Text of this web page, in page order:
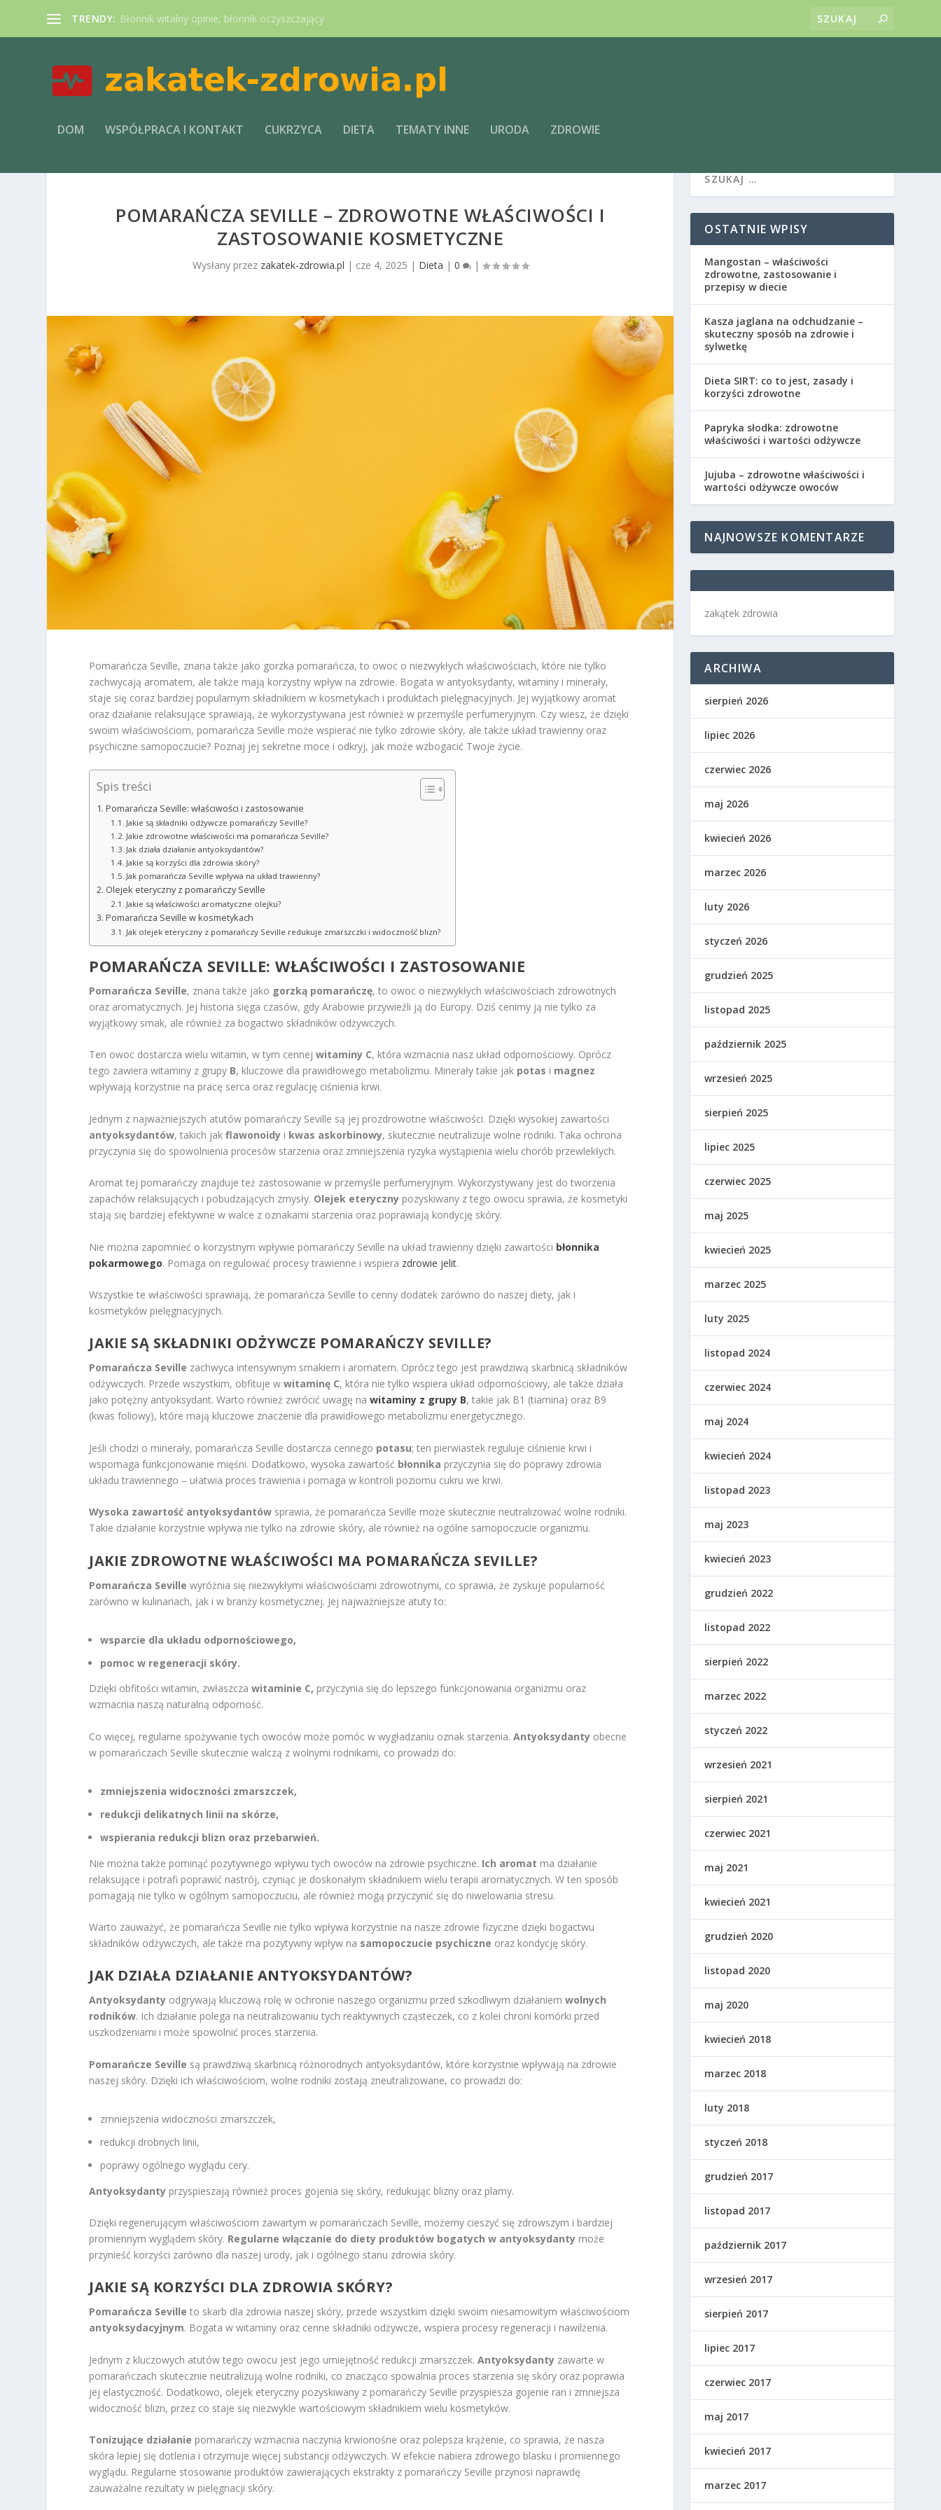
TRENDY: Błonnik witalny opinie, błonnik oczyszczający
DOM WSPÓŁPRACA I KONTAKT CUKRZYCA DIETA TEMATY INNE URODA ZDROWIE
POMARAŃCZA SEVILLE – ZDROWOTNE WŁAŚCIWOŚCI I
ZASTOSOWANIE KOSMETYCZNE
Wysłany przez zakatek-zdrowia.pl | cze 4, 2025 | Dieta | 0 |
Pomarańcza Seville, znana także jako gorzka pomarańcza, to owoc o niezwykłych właściwościach, które nie tylko
zachwycają aromatem, ale także mają korzystny wpływ na zdrowie. Bogata w antyoksydanty, witaminy i minerały,
staje się coraz bardziej popularnym składnikiem w kosmetykach i produktach pielęgnacyjnych. Jej wyjątkowy aromat
oraz działanie relaksujące sprawiają, że wykorzystywana jest również w przemyśle perfumeryjnym. Czy wiesz, że dzięki
swoim właściwościom, pomarańcza Seville może wspierać nie tylko zdrowie skóry, ale także układ trawienny oraz
psychiczne samopoczucie? Poznaj jej sekretne moce i odkryj, jak może wzbogacić Twoje życie.
Spis treści
Pomarańcza Seville: właściwości i zastosowanie
Jakie są składniki odżywcze pomarańczy Seville?
Jakie zdrowotne właściwości ma pomarańcza Seville?
Jak działa działanie antyoksydantów?
Jakie są korzyści dla zdrowia skóry?
Jak pomarańcza Seville wpływa na układ trawienny?
Olejek eteryczny z pomarańczy Seville
Jakie są właściwości aromatyczne olejku?
Pomarańcza Seville w kosmetykach
Jak olejek eteryczny z pomarańczy Seville redukuje zmarszczki i widoczność blizn?
POMARAŃCZA SEVILLE: WŁAŚCIWOŚCI I ZASTOSOWANIE
Pomarańcza Seville, znana także jako gorzką pomarańczę, to owoc o niezwykłych właściwościach zdrowotnych
oraz aromatycznych. Jej historia sięga czasów, gdy Arabowie przywieźli ją do Europy. Dziś cenimy ją nie tylko za
wyjątkowy smak, ale również za bogactwo składników odżywczych.
Ten owoc dostarcza wielu witamin, w tym cennejwitaminy C, która wzmacnia nasz układ odpornościowy. Oprócz
tego zawiera witaminy z grupy B, kluczowe dla prawidłowego metabolizmu. Minerały takie jak potas i magnez
wpływają korzystnie na pracę serca oraz regulację ciśnienia krwi.
Jednym z najważniejszych atutów pomarańczy Seville są jej prozdrowotne właściwości. Dzięki wysokiej zawartości
antyoksydantów, takich jakflawonoidy i kwas askorbinowy, skutecznie neutralizuje wolne rodniki. Taka ochrona
przyczynia się do spowolnienia procesów starzenia oraz zmniejszenia ryzyka wystąpienia wielu chorób przewlekłych.
Aromat tej pomarańczy znajduje też zastosowanie w przemyśle perfumeryjnym. Wykorzystywany jest do tworzenia
zapachów relaksujących i pobudzających zmysły. Olejek eteryczny pozyskiwany z tego owocu sprawia, że kosmetyki
stają się bardziej efektywne w walce z oznakami starzenia oraz poprawiają kondycję skóry.
Nie można zapomnieć o korzystnym wpływie pomarańczy Seville na układ trawienny dzięki zawartości błonnika
pokarmowego. Pomaga on regulować procesy trawienne i wspiera zdrowie jelit.
Wszystkie te właściwości sprawiają, że pomarańcza Seville to cenny dodatek zarówno do naszej diety, jak i
kosmetyków pielęgnacyjnych.
JAKIE SĄ SKŁADNIKI ODŻYWCZE POMARAŃCZY SEVILLE?
Pomarańcza Seville zachwyca intensywnym smakiem i aromatem. Oprócz tego jest prawdziwą skarbnicą składników
odżywczych. Przede wszystkim, obfituje wwitaminę C, która nie tylko wspiera układ odpornościowy, ale także działa
jako potężny antyoksydant. Warto również zwrócić uwagę nawitaminy z grupy B, takie jak B1 (tiamina) oraz B9
(kwas foliowy), które mają kluczowe znaczenie dla prawidłowego metabolizmu energetycznego.
Jeśli chodzi o minerały, pomarańcza Seville dostarcza cennego potasu; ten pierwiastek reguluje ciśnienie krwi i
wspomaga funkcjonowanie mięśni. Dodatkowo, wysoka zawartość błonnika przyczynia się do poprawy zdrowia
układu trawiennego – ułatwia proces trawienia i pomaga w kontroli poziomu cukru we krwi.
Wysoka zawartość antyoksydantów sprawia, że pomarańcza Seville może skutecznie neutralizować wolne rodniki.
Takie działanie korzystnie wpływa nie tylko na zdrowie skóry, ale również na ogólne samopoczucie organizmu.
JAKIE ZDROWOTNE WŁAŚCIWOŚCI MA POMARAŃCZA SEVILLE?
Pomarańcza Seville wyróżnia się niezwykłymi właściwościami zdrowotnymi, co sprawia, że zyskuje popularność
zarówno w kulinariach, jak i w branży kosmetycznej. Jej najważniejsze atuty to:
wsparcie dla układu odpornościowego,
pomoc w regeneracji skóry.
Dzięki obfitości witamin, zwłaszczawitaminie C, przyczynia się do lepszego funkcjonowania organizmu oraz
wzmacnia naszą naturalną odporność.
Co więcej, regularne spożywanie tych owoców może pomóc w wygładzaniu oznak starzenia.Antyoksydanty obecne
w pomarańczach Seville skutecznie walczą z wolnymi rodnikami, co prowadzi do:
zmniejszenia widoczności zmarszczek,
redukcji delikatnych linii na skórze,
wspierania redukcji blizn oraz przebarwień.
Nie można także pominąć pozytywnego wpływu tych owoców na zdrowie psychiczne. Ich aromat ma działanie
relaksujące i potrafi poprawić nastrój, czyniąc je doskonałym składnikiem wielu terapii aromatycznych. W ten sposób
pomagają nie tylko w ogólnym samopoczuciu, ale również mogą przyczynić się do niwelowania stresu.
Warto zauważyć, że pomarańcza Seville nie tylko wpływa korzystnie na nasze zdrowie fizyczne dzięki bogactwu
składników odżywczych, ale także ma pozytywny wpływ na samopoczucie psychiczne oraz kondycję skóry.
JAK DZIAŁA DZIAŁANIE ANTYOKSYDANTÓW?
Antyoksydanty odgrywają kluczową rolę w ochronie naszego organizmu przed szkodliwym działaniemwolnych
rodników. Ich działanie polega na neutralizowaniu tych reaktywnych cząsteczek, co z kolei chroni komórki przed
uszkodzeniami i może spowolnić proces starzenia.
Pomarańcze Seville są prawdziwą skarbnicą różnorodnych antyoksydantów, które korzystnie wpływają na zdrowie
naszej skóry. Dzięki ich właściwościom, wolne rodniki zostają zneutralizowane, co prowadzi do:
zmniejszenia widoczności zmarszczek,
redukcji drobnych linii,
poprawy ogólnego wyglądu cery.
Antyoksydanty przyspieszają również proces gojenia się skóry, redukując blizny oraz plamy.
Dzięki regenerującym właściwościom zawartym w pomarańczach Seville, możemy cieszyć się zdrowszym i bardziej
promiennym wyglądem skóry. Regularne włączanie do diety produktów bogatych w antyoksydanty może
przynieść korzyści zarówno dla naszej urody, jak i ogólnego stanu zdrowia skóry.
JAKIE SĄ KORZYŚCI DLA ZDROWIA SKÓRY?
Pomarańcza Seville to skarb dla zdrowia naszej skóry, przede wszystkim dzięki swoim niesamowitym właściwościom
antyoksydacyjnym. Bogata w witaminy oraz cenne składniki odżywcze, wspiera procesy regeneracji i nawilżenia.
Jednym z kluczowych atutów tego owocu jest jego umiejętność redukcji zmarszczek.Antyoksydanty zawarte w
pomarańczach skutecznie neutralizują wolne rodniki, co znacząco spowalnia proces starzenia się skóry oraz poprawia
jej elastyczność. Dodatkowo, olejek eteryczny pozyskiwany z pomarańczy Seville przyspiesza gojenie ran i zmniejsza
widoczność blizn, przez co staje się niezwykle wartościowym składnikiem wielu kosmetyków.
Tonizujące działanie pomarańczy wzmacnia naczynia krwionośne oraz polepsza krążenie, co sprawia, że nasza
skóra lepiej się dotlenia i otrzymuje więcej substancji odżywczych. W efekcie nabiera zdrowego blasku i promiennego
wyglądu. Regularne stosowanie produktów zawierających ekstrakty z pomarańczy Seville przynosi naprawdę
zauważalne rezultaty w pielęgnacji skóry.
OSTATNIE WPISY
Mangostan – właściwości
zdrowotne, zastosowanie i
przepisy w diecie
Kasza jaglana na odchudzanie –
skuteczny sposób na zdrowie i
sylwetkę
Dieta SIRT: co to jest, zasady i
korzyści zdrowotne
Papryka słodka: zdrowotne
właściwości i wartości odżywcze
Jujuba – zdrowotne właściwości i
wartości odżywcze owoców
NAJNOWSZE KOMENTARZE
zakątek zdrowia
ARCHIWA
sierpień 2026
lipiec 2026
czerwiec 2026
maj 2026
kwiecień 2026
marzec 2026
luty 2026
styczeń 2026
grudzień 2025
listopad 2025
październik 2025
wrzesień 2025
sierpień 2025
lipiec 2025
czerwiec 2025
maj 2025
kwiecień 2025
marzec 2025
luty 2025
listopad 2024
czerwiec 2024
maj 2024
kwiecień 2024
listopad 2023
maj 2023
kwiecień 2023
grudzień 2022
listopad 2022
sierpień 2022
marzec 2022
styczeń 2022
wrzesień 2021
sierpień 2021
czerwiec 2021
maj 2021
kwiecień 2021
grudzień 2020
listopad 2020
maj 2020
kwiecień 2018
marzec 2018
luty 2018
styczeń 2018
grudzień 2017
listopad 2017
październik 2017
wrzesień 2017
sierpień 2017
lipiec 2017
czerwiec 2017
maj 2017
kwiecień 2017
marzec 2017